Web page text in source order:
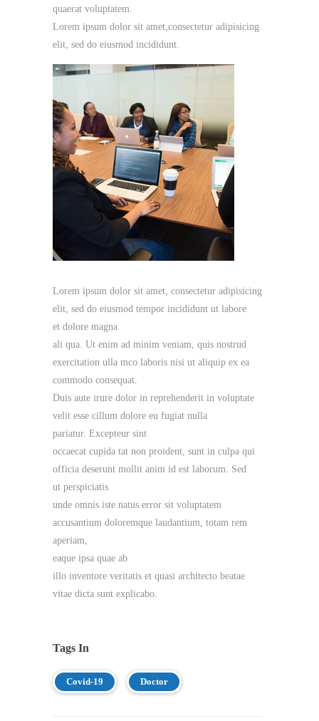
quaerat voluptatem.
Lorem ipsum dolor sit amet,consectetur adipisicing
elit, sed do eiusmod incididunt.
Lorem ipsum dolor sit amet, consectetur adipisicing
elit, sed do eiusmod tempor incididunt ut labore
et dolore magna
ali qua. Ut enim ad minim veniam, quis nostrud
exercitation ulla mco laboris nisi ut aliquip ex ea
commodo consequat.
Duis aute irure dolor in reprehenderit in voluptate
velit esse cillum dolore eu fugiat nulla
pariatur. Excepteur sint
occaecat cupida tat non proident, sunt in culpa qui
officia deserunt mollit anim id est laborum. Sed
ut perspiciatis
unde omnis iste natus error sit voluptatem
accusantium doloremque laudantium, totam rem
aperiam,
eaque ipsa quae ab
illo inventore veritatis et quasi architecto beatae
vitae dicta sunt explicabo.
Tags In
Covid-19 Doctor